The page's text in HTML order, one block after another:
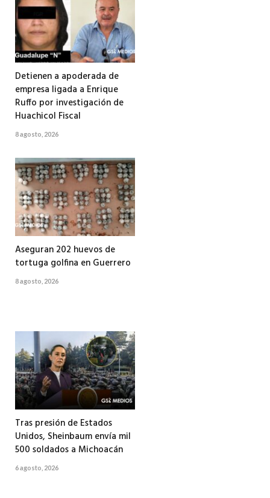
Detienen a apoderada de
empresa ligada a Enrique
Ruffo por investigación de
Huachicol Fiscal
8 agosto, 2026
Aseguran 202 huevos de
tortuga golfina en Guerrero
8 agosto, 2026
Tras presión de Estados
Unidos, Sheinbaum envía mil
500 soldados a Michoacán
6 agosto, 2026